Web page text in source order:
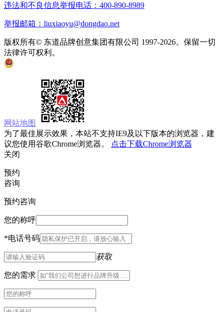
违法和不良信息举报电话：400-890-8989
举报邮箱：liuxiaoyu@dongdao.net
版权所有© 东道品牌创意集团有限公司 1997-2026。保留一切
法律许可权利。
网站地图
为了最佳展示效果，本站不支持IE9及以下版本的浏览器，建
议您使用谷歌Chrome浏览器。
点击下载Chrome浏览器
关闭
预约
咨询
预约咨询
您的称呼
*电话号码
获取
您的需求